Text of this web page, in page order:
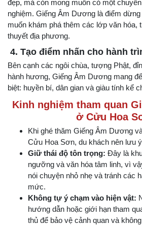
đẹp, mà còn mong muốn có một
nghiệm. Giếng Âm Dương là điểm
muốn khám phá thêm các lớp văn hóa,
thuyết địa phương.
4. Tạo điểm nhấn cho hành
Bên cạnh các ngôi chùa, tượng Phật,
hành hương, Giếng Âm Dương mang
biệt: huyền bí, dân gian và giàu tính kể
Kinh nghiệm tham quan
ở Cửu Hoa
Khi ghé thăm Giếng Âm Dương
Cửu Hoa Sơn, du khách nên lưu
Giữ thái độ tôn trọng: Đây là
ngưỡng và văn hóa tâm linh, vì
nói chuyện nhỏ nhẹ và tránh các
mức.
Không tự ý chạm vào hiện vật:
hướng dẫn hoặc giới hạn tham
thủ để bảo vệ cảnh quan và